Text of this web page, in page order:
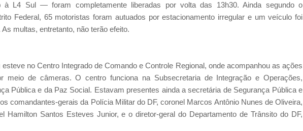
à L4 Sul — foram completamente liberadas por volta das 13h30. Ainda segundo o
Federal, 65 motoristas foram autuados por estacionamento irregular e um veículo foi
multas, entretanto, não terão efeito.
no Centro Integrado de Comando e Controle Regional, onde acompanhou as ações
meio de câmeras. O centro funciona na Subsecretaria de Integração e Operações,
Pública e da Paz Social. Estavam presentes ainda a secretária de Segurança Pública e
comandantes-gerais da Polícia Militar do DF, coronel Marcos Antônio Nunes de Oliveira,
Hamilton Santos Esteves Junior, e o diretor-geral do Departamento de Trânsito do DF,